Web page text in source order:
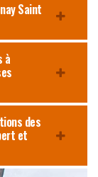
Saint
à
des
et